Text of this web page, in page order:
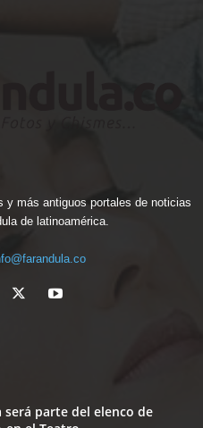
y más antiguos portales de noticias
de latinoamérica.
será parte del elenco de